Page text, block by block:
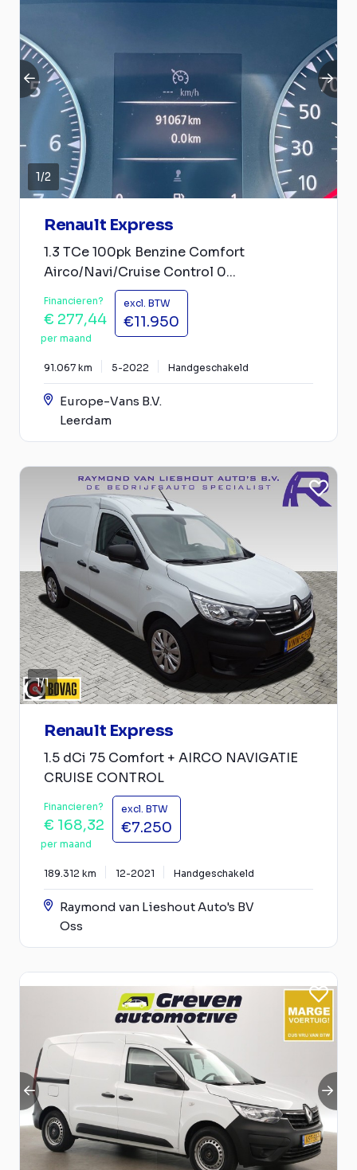
1/2
Renault Express
1.3 TCe 100pk Benzine Comfort
Airco/Navi/Cruise Control 0...
Financieren?
€ 277,44
per maand
excl. BTW
€11.950
91.067 km 5-2022 Handgeschakeld
Europe-Vans B.V.
Leerdam
1/1
Renault Express
1.5 dCi 75 Comfort + AIRCO NAVIGATIE
CRUISE CONTROL
Financieren?
€ 168,32
per maand
excl. BTW
€7.250
189.312 km 12-2021 Handgeschakeld
Raymond van Lieshout Auto's BV
Oss